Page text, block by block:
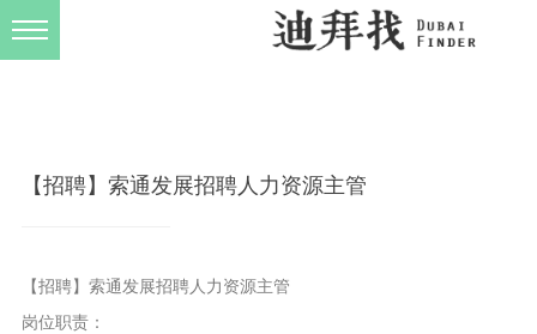
【招聘】索通发展招聘人力资源主管
【招聘】索通发展招聘人力资源主管
岗位职责：